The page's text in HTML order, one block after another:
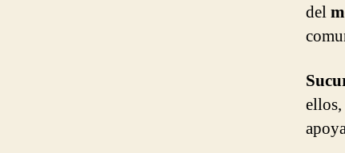
del
ellos,